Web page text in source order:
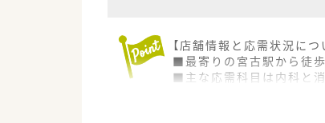
【店舗情報と応需状況につ
■最寄りの宮古駅から徒
■主な応需科目は内科と